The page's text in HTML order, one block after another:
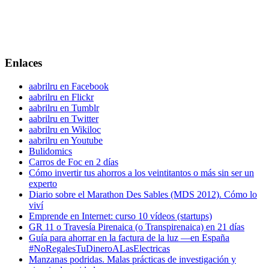
Enlaces
aabrilru en Facebook
aabrilru en Flickr
aabrilru en Tumblr
aabrilru en Twitter
aabrilru en Wikiloc
aabrilru en Youtube
Bulidomics
Carros de Foc en 2 días
Cómo invertir tus ahorros a los veintitantos o más sin ser un
experto
Diario sobre el Marathon Des Sables (MDS 2012). Cómo lo
viví
Emprende en Internet: curso 10 vídeos (startups)
GR 11 o Travesía Pirenaica (o Transpirenaica) en 21 días
Guía para ahorrar en la factura de la luz —en España
#NoRegalesTuDineroALasElectricas
Manzanas podridas. Malas prácticas de investigación y